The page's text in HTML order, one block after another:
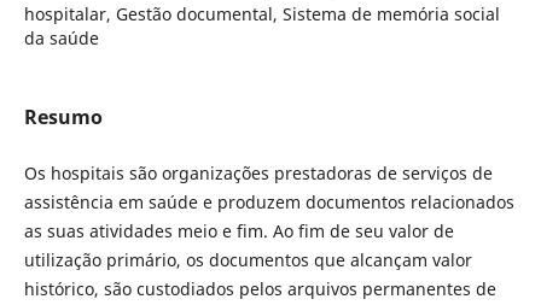
hospitalar, Gestão documental, Sistema de memória social
da saúde
Resumo
Os hospitais são organizações prestadoras de serviços de
assistência em saúde e produzem documentos relacionados
as suas atividades meio e fim. Ao fim de seu valor de
utilização primário, os documentos que alcançam valor
histórico, são custodiados pelos arquivos permanentes de